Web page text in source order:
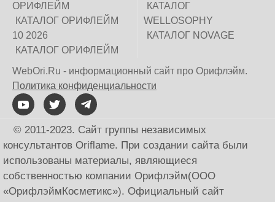
ОРИФЛЕЙМ
КАТАЛОГ ОРИФЛЕЙМ
10 2026
КАТАЛОГ ОРИФЛЕЙМ
КАТАЛОГ
WELLOSOPHY
КАТАЛОГ NOVAGE
WebOri.Ru - информационный сайт про Орифлэйм.
Политика конфиденциальности
© 2011-2023. Сайт группы независимых
консультантов Oriflame. При создании сайта были
использованы материалы, являющиеся
собственностью компании Орифлэйм(ООО
«ОрифлэймКосметикс»). Официальный сайт